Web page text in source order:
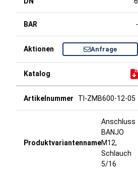
-
Anfrage
TI-ZMB600-12-05
Anschluss
BANJO
M12,
Schlauch
5/16